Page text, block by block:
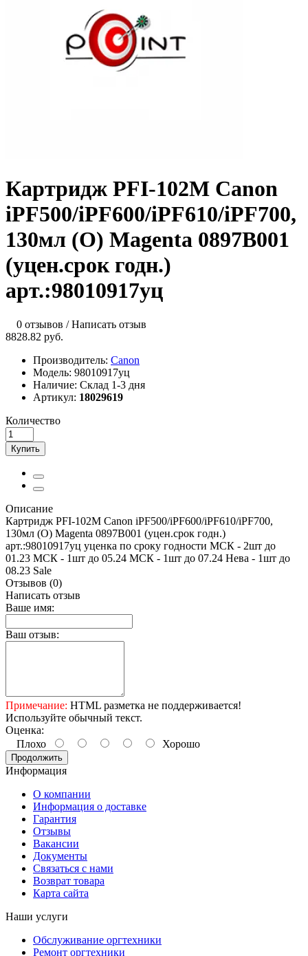
Картридж PFI-102M Canon
iPF500/iPF600/iPF610/iPF700,
130мл (O) Magenta 0897B001
(уцен.срок годн.)
арт.:98010917уц
0 отзывов /Написать отзыв
8828.82 руб.
Производитель: Canon
Модель: 98010917уц
Наличие: Склад 1-3 дня
Артикул: 18029619
Количество
Купить
Описание
Картридж PFI-102M Canon iPF500/iPF600/iPF610/iPF700,
130мл (O) Magenta 0897B001 (уцен.срок годн.)
арт.:98010917уц уценка по сроку годности МСК - 2шт до
01.23 МСК - 1шт до 05.24 МСК - 1шт до 07.24 Нева - 1шт до
08.23 Sale
Отзывов (0)
Написать отзыв
Ваше имя:
Ваш отзыв:
Примечание: HTML разметка не поддерживается!
Используйте обычный текст.
Оценка:
Плохо
Хорошо
Продолжить
Информация
О компании
Информация о доставке
Гарантия
Отзывы
Вакансии
Документы
Связаться с нами
Возврат товара
Карта сайта
Наши услуги
Обслуживание оргтехники
Ремонт оргтехники